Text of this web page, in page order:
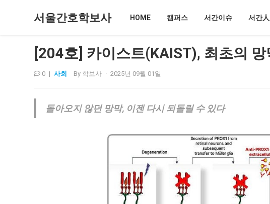
서울간호학보사 HOME 캠퍼스 서간이슈 서간人
[204호] 카이스트(KAIST), 최초의
0 | 사회 By 학보사 · 2025년 09월 01일
돌아오지 않던 망막, 이젠 다시 되돌릴 수 있다